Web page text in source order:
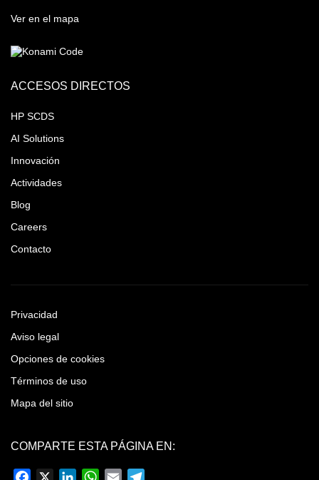
Ver en el mapa
ACCESOS DIRECTOS
HP SCDS
AI Solutions
Innovación
Actividades
Blog
Careers
Contacto
Privacidad
Aviso legal
Opciones de cookies
Términos de uso
Mapa del sitio
COMPARTE ESTA PÁGINA EN:
Facebook LinkedInWhatsApp
Email